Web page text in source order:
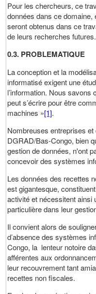
Pour les chercheurs, ce
données dans ce
seront obtenus dans ce
de leurs recherches futures.
0.3. PROBLEMATIQUE
La conception et la
informatisé exigent une
l’information. Nous savons
peut s’écrire pour être
machines »[1].
Nombreuses entreprises
DGRAD/Bas-Congo, bien
gestion de données, n'ont
concevoir des systèmes
Les données des recettes
est gigantesque,
activité et nécessitent ainsi
particulière dans leur
Il convient alors de
d’absence des systèmes
Congo, la lenteur notoire
afférentes aux
leur recouvrement tant
recettes non fiscales.